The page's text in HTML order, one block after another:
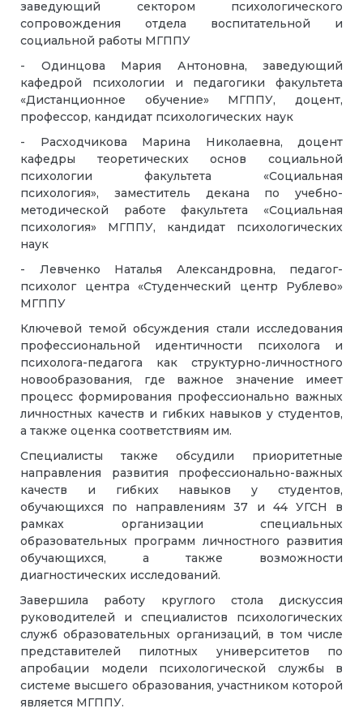
заведующий сектором психологического
сопровождения отдела воспитательной и
социальной работы МГППУ
- Одинцова Мария Антоновна, заведующий
кафедрой психологии и педагогики факультета
«Дистанционное обучение» МГППУ, доцент,
профессор, кандидат психологических наук
- Расходчикова Марина Николаевна, доцент
кафедры теоретических основ социальной
психологии факультета «Социальная
психология», заместитель декана по учебно-
методической работе факультета «Социальная
психология» МГППУ, кандидат психологических
наук
- Левченко Наталья Александровна, педагог-
психолог центра «Студенческий центр Рублево»
МГППУ
Ключевой темой обсуждения стали исследования
профессиональной идентичности психолога и
психолога-педагога как структурно-личностного
новообразования, где важное значение имеет
процесс формирования профессионально важных
личностных качеств и гибких навыков у студентов,
а также оценка соответствиям им.
Специалисты также обсудили приоритетные
направления развития профессионально-важных
качеств и гибких навыков у студентов,
обучающихся по направлениям 37 и 44 УГСН в
рамках организации специальных
образовательных программ личностного развития
обучающихся, а также возможности
диагностических исследований.
Завершила работу круглого стола дискуссия
руководителей и специалистов психологических
служб образовательных организаций, в том числе
представителей пилотных университетов по
апробации модели психологической службы в
системе высшего образования, участником которой
является МГППУ.